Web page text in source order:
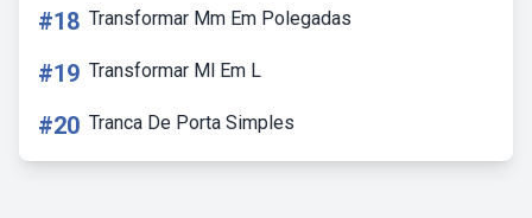
#18 Transformar Mm Em Polegadas
#19 Transformar Ml Em L
#20 Tranca De Porta Simples